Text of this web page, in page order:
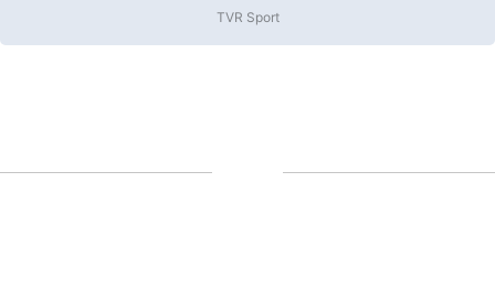
TVR Sport